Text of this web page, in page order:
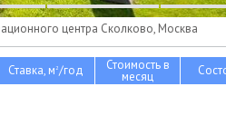
центра Сколково, Москва
Ставка, м2/год Стоимость в
месяц